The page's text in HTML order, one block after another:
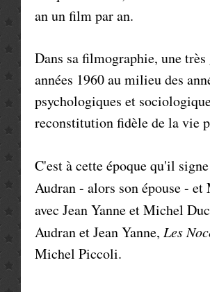
an un film par an.
Dans sa filmographie, une
années 1960 au milieu des
psychologiques et
reconstitution fidèle de la vie
C'est à cette époque qu'il signe
Audran - alors son épouse -
avec Jean Yanne et Michel
Audran et Jean Yanne, Les
Michel Piccoli.